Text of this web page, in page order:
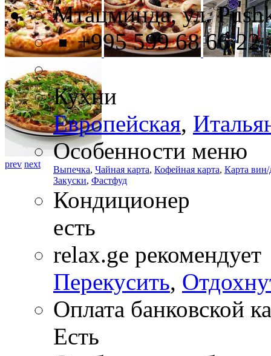
prev next
Мтацминда, ул.
+995 599 68 66 22
Кухни
Европейская,
Особенности меню
Выпечка, Чайная карта, Кофейная карта, Карта вин/
Закуски, Фастфуд
Кондиционер
есть
relax.ge рекомендует
Перекусить,
Оплата банковской
Есть